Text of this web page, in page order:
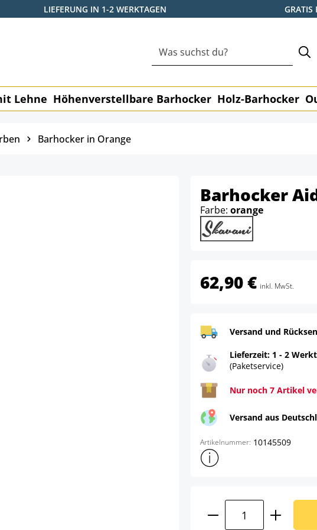
LIEFERUNG IN 1-2 WERKTAGEN GRATIS
Lehne Höhenverstellbare Barhocker Holz-Barhocker
Barhocker in Orange
Barhocker
Farbe: orange
62,90 € inkl. MwSt.
Versand und
Lieferzeit: 1 - 2
(Paketservice)
Nur noch 7 Artikel
Versand aus
Artikelnummer: 10145509
Weitere
Produkt Anzahl: